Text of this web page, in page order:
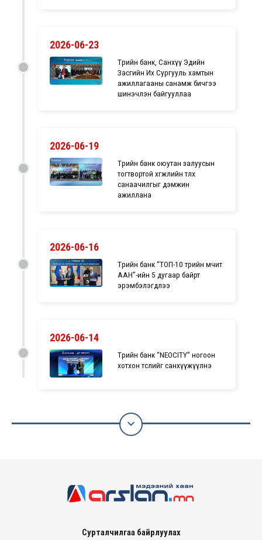
2026-06-23
Төрийн банк, Санхүү Эдийн
Засгийн Их Сургууль хамтын
ажиллагааны санамж бичгээ
шинэчлэн байгууллаа
2026-06-19
Төрийн банк оюутан залуусын
тогтвортой хөгжлийн төлөөх
санаачилгыг дэмжин
ажиллана
2026-06-16
Төрийн банк “ТОП-10 төрийн өмчит
ААН”-ийн 5 дугаар байрт
эрэмбэлэгдлээ
2026-06-14
Төрийн банк “NEOCITY” ногоон
хотхон төслийг санхүүжүүлнэ

Сурталчилгаа байрлуулах